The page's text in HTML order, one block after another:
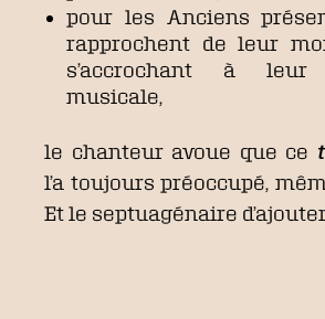
pour les Anciens
rapprochent de leur
s’accrochant à leur
musicale,
le chanteur avoue que ce
l’a toujours préoccupé,
Et le septuagénaire